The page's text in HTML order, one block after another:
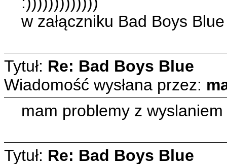
w załączniku Bad Boys
Tytuł: Re: Bad Boys Blue
Wiadomość wysłana przez:
mam problemy z
Tytuł: Re: Bad Boys Blue